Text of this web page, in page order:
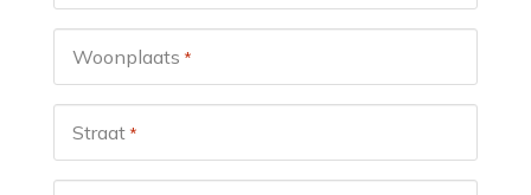
Woonplaats *
Straat *